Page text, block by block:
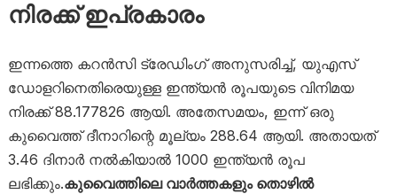
നിരക്ക് ഇപ്രകാരം
ഇന്നത്തെ കറൻസി ട്രേഡിംഗ് അനുസരിച്ച്, യുഎസ്
ഡോളറിനെതിരെയുള്ള ഇന്ത്യൻ രൂപയുടെ വിനിമയ
നിരക്ക് 88.177826 ആയി. അതേസമയം, ഇന്ന് ഒരു
കുവൈത്ത് ദീനാറിന്റെ മൂല്യം 288.64 ആയി. അതായത്
3.46 ദിനാർ നൽകിയാൽ 1000 ഇന്ത്യൻ രൂപ
ലഭിക്കും.കുവൈത്തിലെ വാർത്തകളും തൊഴിൽ